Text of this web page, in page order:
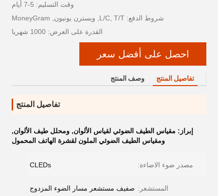
وقت التسليم: 5-7 أيام
شروط الدفع: L/C, T/T, ويسترن يونيون, MoneyGram
القدرة على العرض: 1000 شهريا
احصل على أفضل سعر
تفاصيل المنتج وصف المنتج
تفاصيل المنتج
إبراز: مقياس الطيف الضوئي لقياس الألوان, ومحلل طيف الألوان,
ومقياس الطيف الضوئي الملون لقشرة الهاتف المحمول
مصدر ضوء الاضاءة: CLEDs
المستشعر: صفيف مستشعر مسار الضوء المزدوج